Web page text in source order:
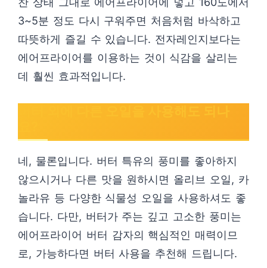
3~5분 정도 다시 구워주면 처음처럼 바삭하고
따뜻하게 즐길 수 있습니다. 전자레인지보다는
에어프라이어를 이용하는 것이 식감을 살리는
데 훨씬 효과적입니다.
네, 물론입니다. 버터 특유의 풍미를 좋아하지
않으시거나 다른 맛을 원하시면 올리브 오일, 카
놀라유 등 다양한 식물성 오일을 사용하셔도 좋
습니다. 다만, 버터가 주는 깊고 고소한 풍미는
에어프라이어 버터 감자의 핵심적인 매력이므
로, 가능하다면 버터 사용을 추천해 드립니다.